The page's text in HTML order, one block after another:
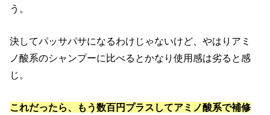
う。
決してパッサパサになるわけじゃないけど、やはりアミ
ノ酸系のシャンプーに比べるとかなり使用感は劣ると感
じ。
これだったら、もう数百円プラスしてアミノ酸系で補修